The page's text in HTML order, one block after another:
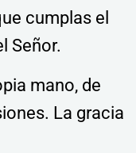
cumplas el
Señor.
mano, de
La gracia